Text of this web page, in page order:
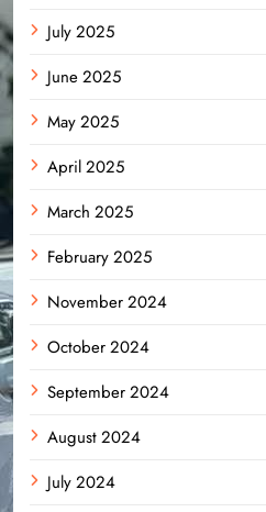
July 2025
June 2025
May 2025
April 2025
March 2025
February 2025
November 2024
October 2024
September 2024
August 2024
July 2024